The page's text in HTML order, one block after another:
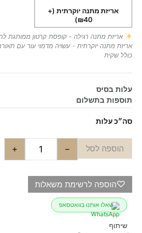
אריזת מתנה יוקרתית (+
₪40)
אריזת מתנה רגילה - קופסת קרטון ממותגת
אריזת מתנה יוקרתית - עשויה מדמוי עור עם
כולל שקית
עלות בסיס
תוספות בתשלום
סה״כ עלות
−
+ הוספה לסל
♡הוספה לרשימת משאלות
שאלו אותנו בוואטסאפ
שיתוף